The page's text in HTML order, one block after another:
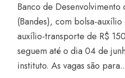
Banco de Desenvolvimento
(Bandes), com bolsa-auxílio
auxílio-transporte de R$
seguem até o dia 04 de
instituto. As vagas são